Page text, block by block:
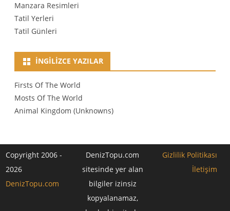
Manzara Resimleri
Tatil Yerleri
Tatil Günleri
İNGILIZCE YAZILAR
Firsts Of The World
Mosts Of The World
Animal Kingdom (Unknowns)
Copyright 2006 -
2026
DenizTopu.com
DenizTopu.com
sitesinde yer alan
bilgiler izinsiz
kopyalanamaz,
Gizlilik Politikası
İletişim